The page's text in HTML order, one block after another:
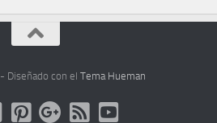
- Diseñado con elTema Hueman